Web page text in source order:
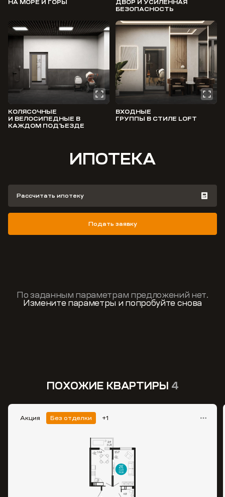
НА МОРЕ И ГОРЫ
ДВОР И УСИЛЕННАЯ
БЕЗОПАСНОСТЬ
КОЛЯСОЧНЫЕ
И ВЕЛОСИПЕДНЫЕ В
КАЖДОМ ПОДЪЕЗДЕ
ВХОДНЫЕ
ГРУППЫ В СТИЛЕ LOFT
ИПОТЕКА
Подать заявку
Рассчитать ипотеку
По заданным параметрам предложений нет.
Измените параметры и попробуйте снова
ПОХОЖИЕ КВАРТИРЫ 4
Акция Без отделки +1